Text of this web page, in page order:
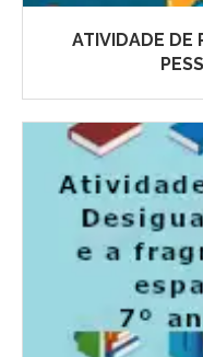
ATIVIDADE DE